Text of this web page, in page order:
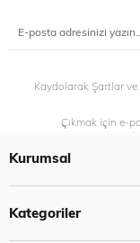
Kaydolarak Şartlar ve
Çıkmak için e-
Kurumsal
Kategoriler